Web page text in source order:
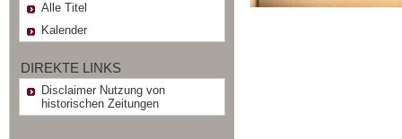
Alle Titel
Kalender
DIREKTE LINKS
Disclaimer Nutzung von
historischen Zeitungen